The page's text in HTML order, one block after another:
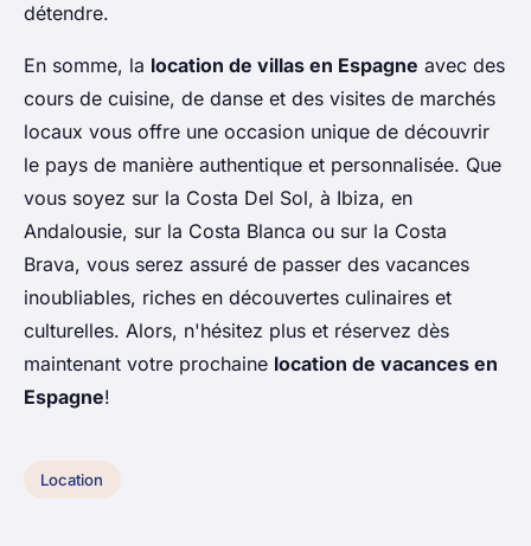
détendre.
En somme, la location de villas en Espagne avec des
cours de cuisine, de danse et des visites de marchés
locaux vous offre une occasion unique de découvrir
le pays de manière authentique et personnalisée. Que
vous soyez sur la Costa Del Sol, à Ibiza, en
Andalousie, sur la Costa Blanca ou sur la Costa
Brava, vous serez assuré de passer des vacances
inoubliables, riches en découvertes culinaires et
culturelles. Alors, n'hésitez plus et réservez dès
maintenant votre prochaine location de vacances en
Espagne!
Location